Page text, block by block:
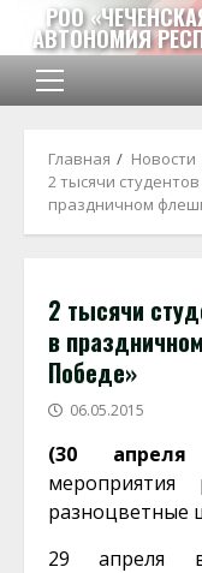
Перейти
содержимому
РОО
АВТОНОМИЯ
Основное
Главная
Новости
2 тысячи
праздничном
2 тысячи
в
Победе»
06.05.2015
(30 апреля
разноцветные
29 апреля